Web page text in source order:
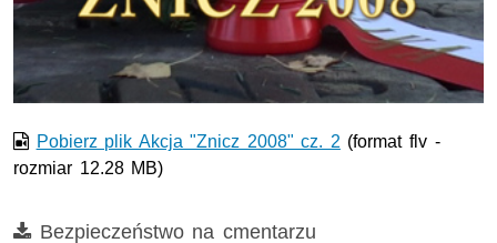
Film w formacie nieobsługiwanym przez odtwarzacz.
Pobierz plik Akcja "Znicz 2008" cz. 2 (format flv -
rozmiar 12.28 MB)
Film
Bezpieczeństwo na cmentarzu